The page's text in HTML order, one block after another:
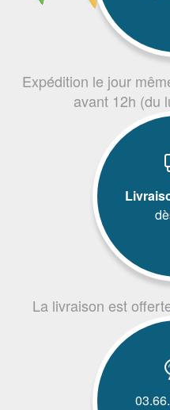
Expédition le jour
avant 12h (du
La livraison est